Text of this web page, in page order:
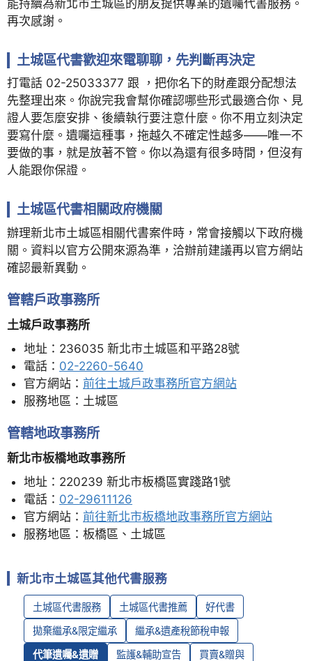
能持續為新北市土城區的朋友提供專業的遺囑代書服務。
再次感謝。
土城區代書歡迎來電聊聊，先判斷再決定
打電話 02-25033377 跟 ，把你名下的財產跟分配想法
先整理出來。你說完我會幫你確認哪些形式最適合你、見
證人要怎麼安排、後續執行要注意什麼。你不用立刻決定
要寫什麼。遺囑這種事，拖越久不確定性越多——唯一不
要做的事，就是放著不管。你以為還有很多時間，但沒有
人能跟你保證。
土城區代書相關政府機關
辦理新北市土城區相關代書案件時，常會接觸以下政府機
關。資料以官方公開來源為準，洽辦前建議再以官方網站
確認最新異動。
管轄戶政事務所
土城戶政事務所
地址：236035 新北市土城區和平路28號
電話： 02-2260-5640
官方網站： 前往土城戶政事務所官方網站
服務地區：土城區
管轄地政事務所
新北市板橋地政事務所
地址：220239 新北市板橋區實踐路1號
電話： 02-29611126
官方網站： 前往新北市板橋地政事務所官方網站
服務地區：板橋區、土城區
新北市土城區其他代書服務
土城區代書服務 土城區代書推薦 好代書
拋棄繼承&限定繼承 繼承&遺產稅節稅申報
代筆遺囑&遺贈 監護&輔助宣告 買賣&贈與